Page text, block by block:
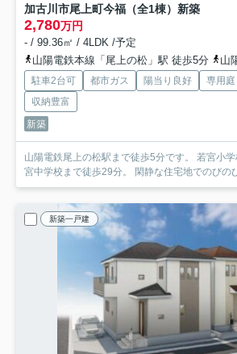
加古川市尾上町今福（全1棟）新築
2,780万円
- / 99.36㎡ / 4LDK /予定
山陽電鉄本線「尾上の松」駅 徒歩5分
山陽
駐車2台可 都市ガス 陽当り良好 専用庭
収納豊富
新築
山陽電鉄尾上の松駅まで徒歩5分です。 若宮小
宮中学校まで徒歩29分。 閑静な住宅地でのびの
新築一戸建